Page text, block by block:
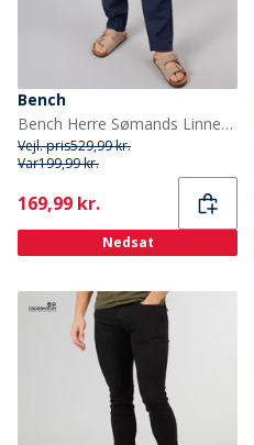
Bench
Bench Herre Sømands Linned Blanding Bukser Navy
Vejl. pris529,99 kr.
Var199,99 kr.
Current
169,99 kr.
Nedsat